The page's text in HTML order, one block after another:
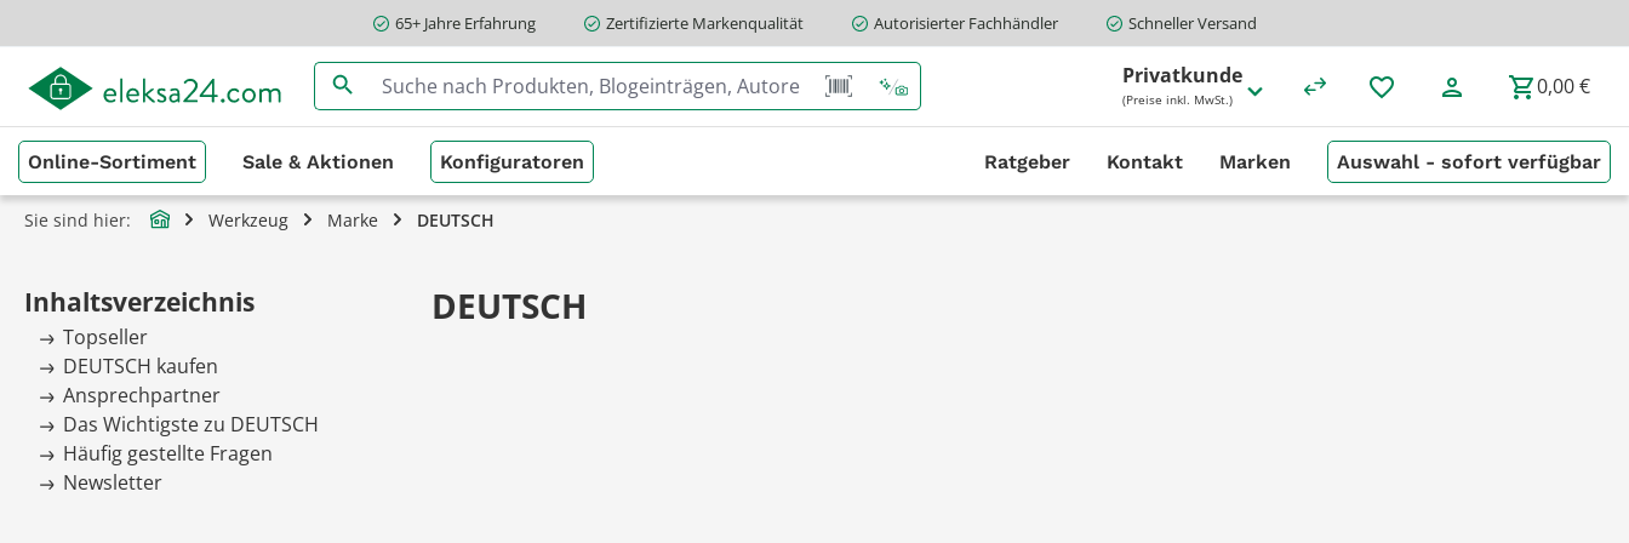
Zur Hauptnavigation springen65+ Jahre Erfahrung Zertifizierte Markenqualität Autorisierter Fachhändler Schneller Versand
Privatkunde
(Preise inkl. MwSt.) 0,00 €
Online-Sortiment Sale & Aktionen Konfiguratoren Ratgeber Kontakt Marken Auswahl - sofort verfügbar
Sie sind hier: Werkzeug Marke DEUTSCH
Inhaltsverzeichnis
Topseller
DEUTSCH kaufen
Ansprechpartner
Das Wichtigste zu DEUTSCH
Häufig gestellte Fragen
Newsletter
DEUTSCH